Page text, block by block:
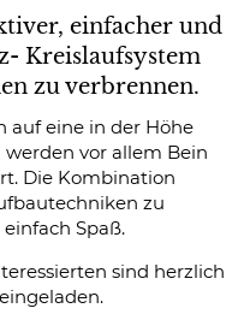
einfacher und
Kreislaufsystem
zu verbrennen.
auf eine in der Höhe
vor allem Bein
Die Kombination
zu
Spaß.
sind herzlich